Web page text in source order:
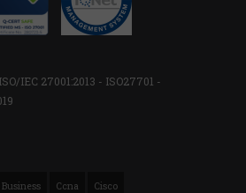
IEC 27001:2013 - ISO27701 -
Business Ccna Cisco